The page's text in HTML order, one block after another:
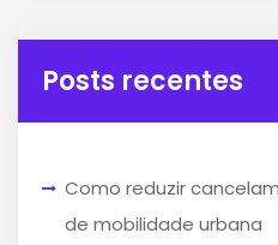
Posts recentes
Como reduzir
de mobilidade urbana